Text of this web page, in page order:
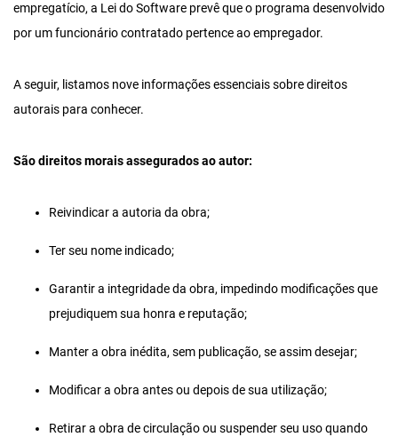
empregatício, a Lei do Software prevê que o programa desenvolvido
por um funcionário contratado pertence ao empregador.
A seguir, listamos nove informações essenciais sobre direitos
autorais para conhecer.
São direitos morais assegurados ao autor:
Reivindicar a autoria da obra;
Ter seu nome indicado;
Garantir a integridade da obra, impedindo modificações que
prejudiquem sua honra e reputação;
Manter a obra inédita, sem publicação, se assim desejar;
Modificar a obra antes ou depois de sua utilização;
Retirar a obra de circulação ou suspender seu uso quando